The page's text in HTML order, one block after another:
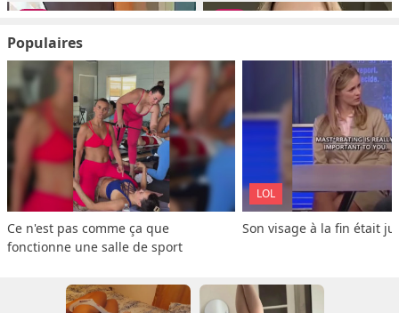
Populaires
Ce n'est pas comme ça que
fonctionne une salle de sport
LOL
Son visage à la fin était